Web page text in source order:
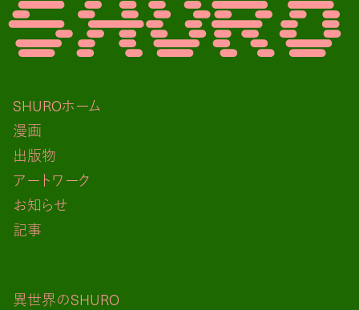
SHUROホーム
漫画
出版物
アートワーク
お知らせ
記事
異世界のSHURO